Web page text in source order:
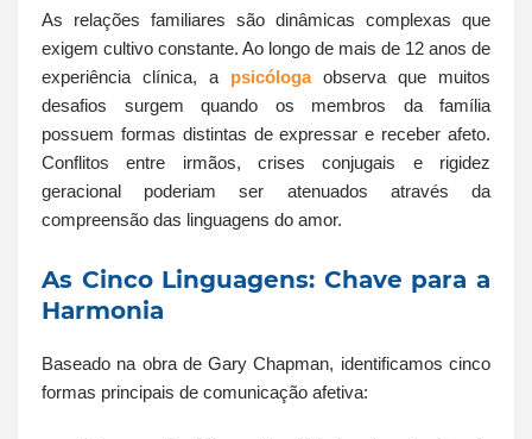
As relações familiares são dinâmicas complexas que
exigem cultivo constante. Ao longo de mais de 12 anos de
experiência clínica, a psicólogaobserva que muitos
desafios surgem quando os membros da família
possuem formas distintas de expressar e receber afeto.
Conflitos entre irmãos, crises conjugais e rigidez
geracional poderiam ser atenuados através da
compreensão das linguagens do amor.
As Cinco Linguagens: Chave para a
Harmonia
Baseado na obra de Gary Chapman, identificamos cinco
formas principais de comunicação afetiva: